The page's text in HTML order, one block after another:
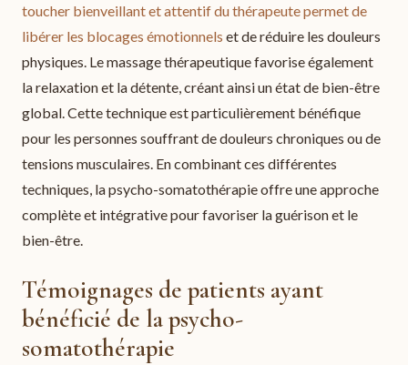
toucher bienveillant et attentif du thérapeute permet de
libérer les blocages émotionnels et de réduire les douleurs
physiques. Le massage thérapeutique favorise également
la relaxation et la détente, créant ainsi un état de bien-être
global. Cette technique est particulièrement bénéfique
pour les personnes souffrant de douleurs chroniques ou de
tensions musculaires. En combinant ces différentes
techniques, la psycho-somatothérapie offre une approche
complète et intégrative pour favoriser la guérison et le
bien-être.
Témoignages de patients ayant
bénéficié de la psycho-
somatothérapie